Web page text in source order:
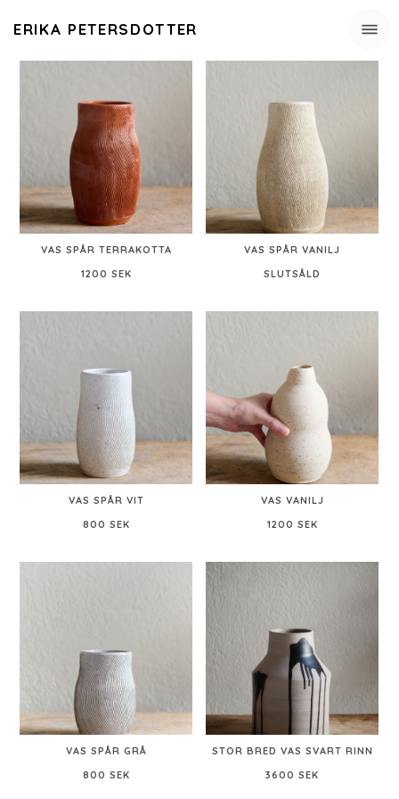
ERIKA PETERSDOTTER
VAS SPÅR TERRAKOTTA
1200 SEK
VAS SPÅR VANILJ
SLUTSÅLD
VAS SPÅR VIT
800 SEK
VAS VANILJ
1200 SEK
VAS SPÅR GRÅ
800 SEK
STOR BRED VAS SVART RINN
3600 SEK